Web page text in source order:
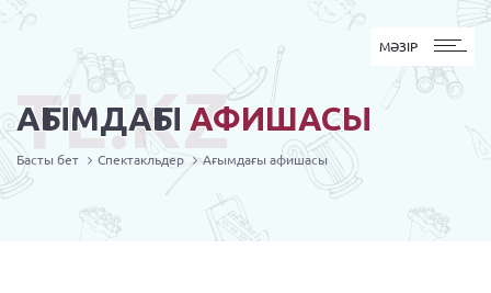
MӘЗІР
МӘЗІР
АҒЫМДАҒЫ АФИШАСЫ
TL.KZ
Басты бет Спектакльдер Ағымдағы афишасы